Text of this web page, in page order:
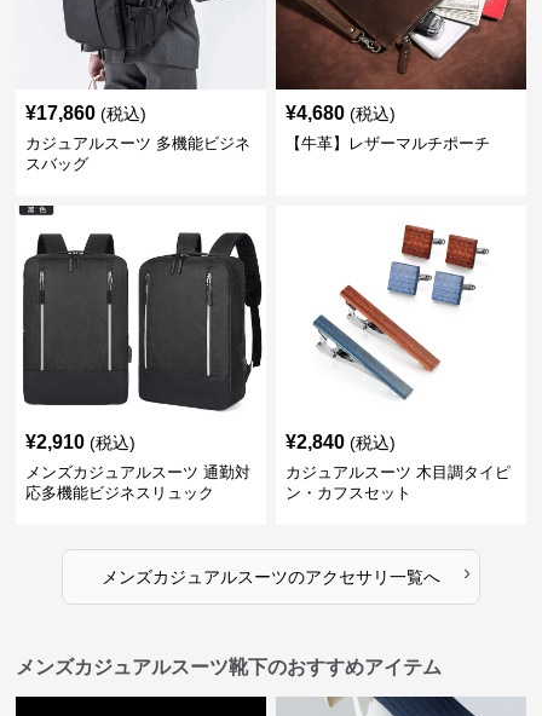
¥17,860 (税込)
カジュアルスーツ 多機能ビジネ
スバッグ
¥4,680 (税込)
【牛革】レザーマルチポーチ
¥2,910 (税込)
メンズカジュアルスーツ 通勤対
応多機能ビジネスリュック
¥2,840 (税込)
カジュアルスーツ 木目調タイピ
ン・カフスセット
メンズカジュアルスーツのアクセサリ一覧へ ›
メンズカジュアルスーツ靴下のおすすめアイテム